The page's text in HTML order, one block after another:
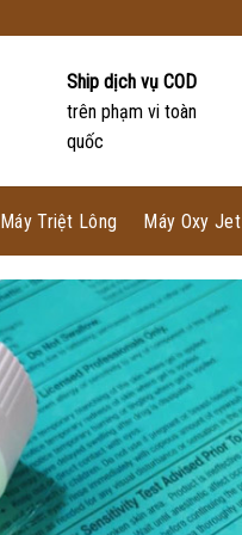
Ship dịch vụ COD
trên phạm vi toàn
quốc
Máy Triệt Lông Máy Oxy Jet